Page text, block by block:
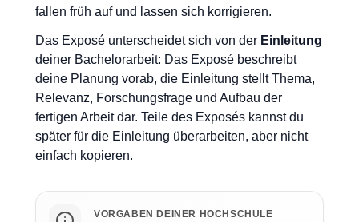
fallen früh auf und lassen sich korrigieren.
Das Exposé unterscheidet sich von der Einleitung
deiner Bachelorarbeit: Das Exposé beschreibt
deine Planung vorab, die Einleitung stellt Thema,
Relevanz, Forschungsfrage und Aufbau der
fertigen Arbeit dar. Teile des Exposés kannst du
später für die Einleitung überarbeiten, aber nicht
einfach kopieren.
VORGABEN DEINER HOCHSCHULE